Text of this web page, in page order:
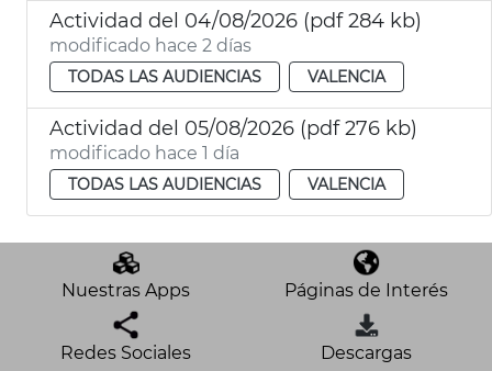
Actividad del 04/08/2026 (pdf 284 kb)
modificado hace 2 días
TODAS LAS AUDIENCIAS VALENCIA
Actividad del 05/08/2026 (pdf 276 kb)
modificado hace 1 día
TODAS LAS AUDIENCIAS VALENCIA
Nuestras Apps Páginas de Interés
Redes Sociales Descargas